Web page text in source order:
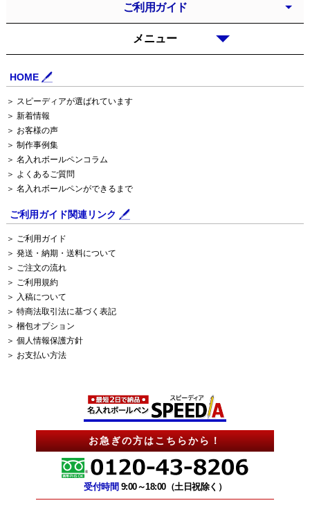
お急ぎの方はこちらから！
受付時間 9:00～18:00（土日祝除く）
HOME
＞ スピーディアが選ばれています
＞ 新着情報
＞ お客様の声
＞ 制作事例集
＞ 名入れボールペンコラム
＞ よくあるご質問
＞ 名入れボールペンができるまで
ご利用ガイド関連リンク
＞ ご利用ガイド
＞ 発送・納期・送料について
＞ ご注文の流れ
＞ ご利用規約
＞ 入稿について
＞ 特商法取引法に基づく表記
＞ 梱包オプション
＞ 個人情報保護方針
＞ お支払い方法
メニュー
ご利用ガイド